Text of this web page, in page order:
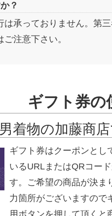
？
承っておりません。第
注意下さい。
ギフト券の
男着物の加藤商
ギフト券はクーポンとし
いるURLまたはQRコー
す。ご希望の商品が決ま
力箇所がございますので